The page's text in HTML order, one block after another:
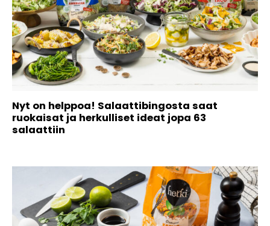
Nyt on helppoa! Salaattibingosta saat
ruokaisat ja herkulliset ideat jopa 63
salaattiin